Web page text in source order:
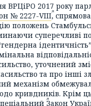
ВРЦіРО 2017 року
№ 2227-VIII,
положень
суперечливі
уточнений
та про інші
механізм
кривдників. Крім
Закон